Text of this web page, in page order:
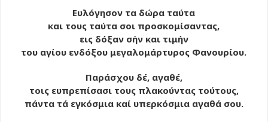
Ευλόγησον τα δώρα ταύτα
και τους ταύτα σοι προσκομίσαντας,
εις δόξαν σήν και τιμήν
του αγίου ενδόξου μεγαλομάρτυρος Φανουρίου.
Παράσχου δέ, αγαθέ,
τοις ευπρεπίσασι τους πλακούντας τούτους,
πάντα τά εγκόσμια καί υπερκόσμια αγαθά σου.